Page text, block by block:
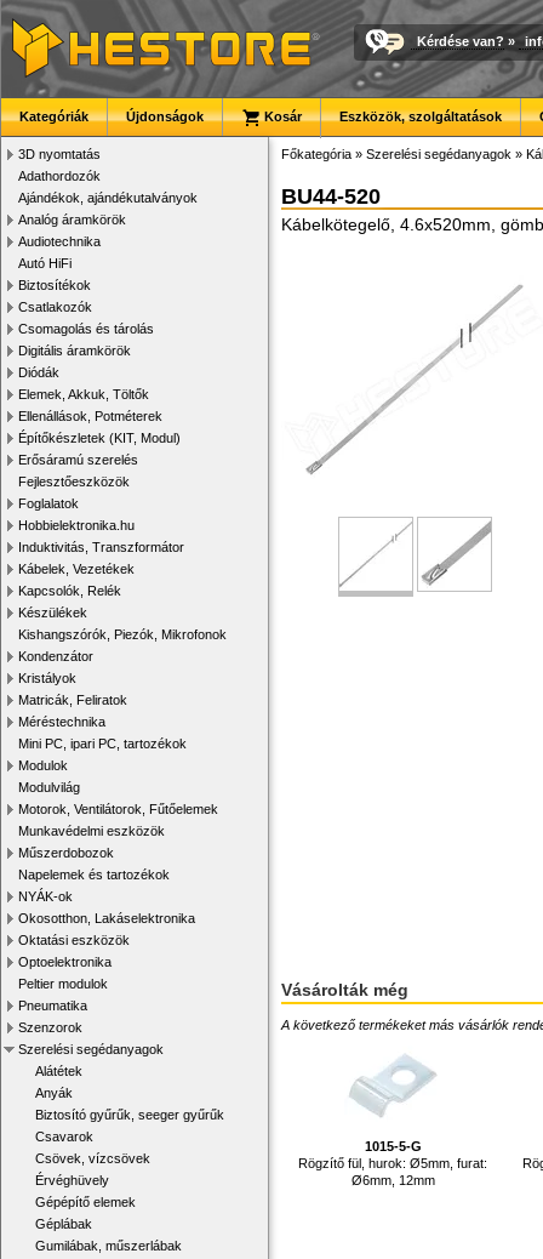
Kérdése van? »
Kategóriák Újdonságok Kosár Eszközök, szolgáltatások
3D nyomtatás
Adathordozók
Ajándékok, ajándékutalványok
Analóg áramkörök
Audiotechnika
Autó HiFi
Biztosítékok
Csatlakozók
Csomagolás és tárolás
Digitális áramkörök
Diódák
Elemek, Akkuk, Töltők
Ellenállások, Potméterek
Építőkészletek (KIT, Modul)
Erősáramú szerelés
Fejlesztőeszközök
Foglalatok
Hobbielektronika.hu
Induktivitás, Transzformátor
Kábelek, Vezetékek
Kapcsolók, Relék
Készülékek
Kishangszórók, Piezók, Mikrofonok
Kondenzátor
Kristályok
Matricák, Feliratok
Méréstechnika
Mini PC, ipari PC, tartozékok
Modulok
Modulvilág
Motorok, Ventilátorok, Fűtőelemek
Munkavédelmi eszközök
Műszerdobozok
Napelemek és tartozékok
NYÁK-ok
Okosotthon, Lakáselektronika
Oktatási eszközök
Optoelektronika
Peltier modulok
Pneumatika
Szenzorok
Szerelési segédanyagok
Alátétek
Anyák
Biztosító gyűrűk, seeger gyűrűk
Csavarok
Csövek, vízcsövek
Érvéghüvely
Gépépítő elemek
Géplábak
Gumilábak, műszerlábak
Főkategória » Szerelési segédanyagok »
BU44-520
Kábelkötegelő, 4.6x520mm,
Vásárolták még
A következő termékeket más vásárlók
1015-5-G
Rögzítő fül, hurok: Ø5mm, furat:
Ø6mm, 12mm